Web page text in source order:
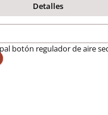
Detalles